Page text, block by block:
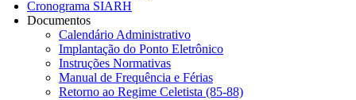
Cronograma SIARH
Documentos
Calendário Administrativo
Implantação do Ponto Eletrônico
Instruções Normativas
Manual de Frequência e Férias
Retorno ao Regime Celetista (85-88)